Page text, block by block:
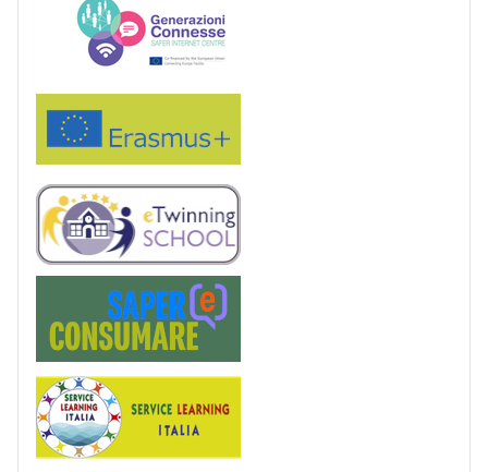
Erasmus+
eTwinning
Service Learning